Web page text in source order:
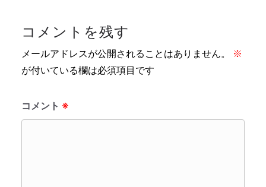
コメントを残す
メールアドレスが公開されることはありません。
※
が付いている欄は必須項目です
コメント ※